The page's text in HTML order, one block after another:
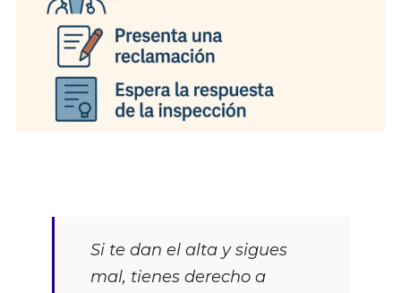
Si te dan el alta y sigues
mal, tienes derecho a